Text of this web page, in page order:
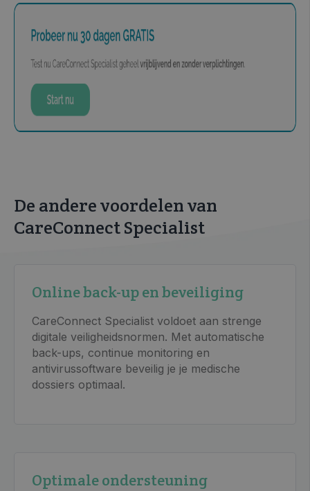
De andere voordelen van
CareConnect Specialist
Online back-up en beveiliging
CareConnect Specialist voldoet aan strenge
digitale veiligheidsnormen. Met automatische
back-ups, continue monitoring en
antivirussoftware beveilig je je medische
dossiers optimaal.
Optimale ondersteuning